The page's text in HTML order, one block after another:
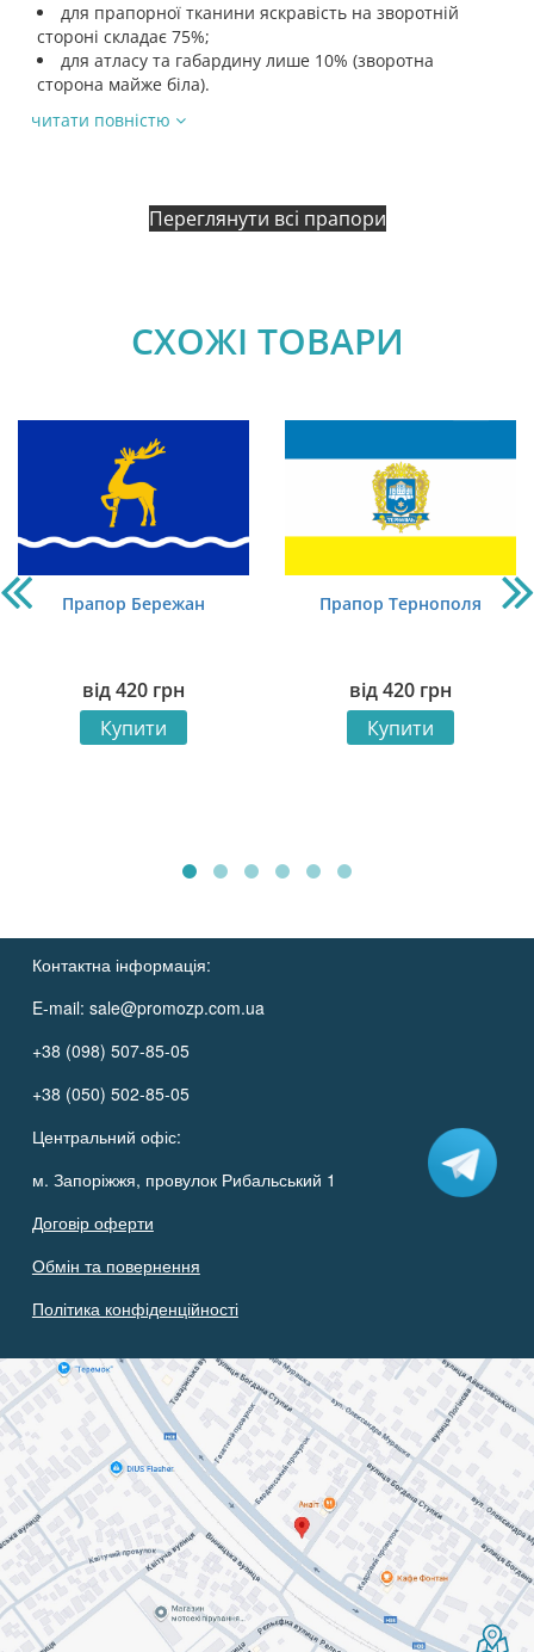
для прапорної тканини яскравість на зворотній
стороні складає 75%;
для атласу та габардину лише 10% (зворотна
сторона майже біла).
читати повністю
Переглянути всі прапори
СХОЖІ ТОВАРИ
Прапор Бережан
від420 грн
Купити
Прапор Тернополя
від420 грн
Купити
Контактна інформація:
E-mail: sale@promozp.com.ua
+38 (098) 507-85-05
+38 (050) 502-85-05
Центральний офіс:
м. Запоріжжя, провулок Рибальський 1
Договір оферти
Обмін та повернення
Політика конфіденційності